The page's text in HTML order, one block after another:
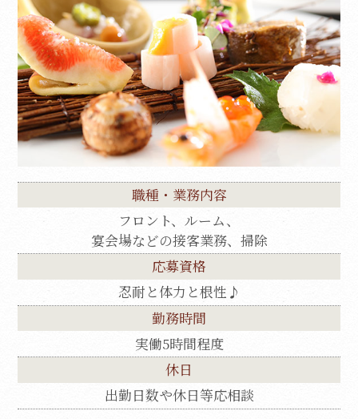
職種・業務内容
フロント、ルーム、
宴会場などの接客業務、掃除
応募資格
忍耐と体力と根性♪
勤務時間
実働5時間程度
休日
出勤日数や休日等応相談
Translate
Select Language▼
翻訳について
当サイトは、外部サイトの翻訳サービス［
Google翻訳サービス ］を導入しています。
機械的に翻訳されますので、言葉づかい・文
法などが正確でない場合があります。翻訳の
精度にともなう間違いがあったとしても、当
社では責任を負うことができません。
ページ内のテキストは翻訳されますが、画
像・添付ファイルなど、翻訳の対象外となる
ものもありますので、ご了承ください。